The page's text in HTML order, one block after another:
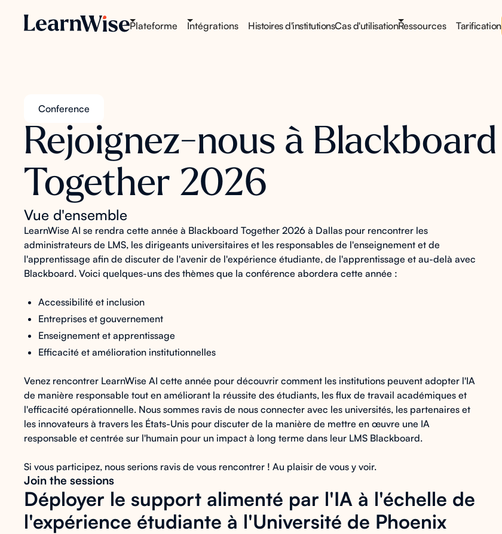
Plateforme Intégrations Histoires d'institutionsCas d'utilisationRessources Tarification
Conference
Rejoignez-nous à Blackboard
Together 2026
Vue d'ensemble
LearnWise AI se rendra cette année à Blackboard Together 2026 à Dallas pour rencontrer les
administrateurs de LMS, les dirigeants universitaires et les responsables de l'enseignement et de
l'apprentissage afin de discuter de l'avenir de l'expérience étudiante, de l'apprentissage et au-delà avec
Blackboard. Voici quelques-uns des thèmes que la conférence abordera cette année :
Accessibilité et inclusion
Entreprises et gouvernement
Enseignement et apprentissage
Efficacité et amélioration institutionnelles
Venez rencontrer LearnWise AI cette année pour découvrir comment les institutions peuvent adopter l'IA
de manière responsable tout en améliorant la réussite des étudiants, les flux de travail académiques et
l'efficacité opérationnelle. Nous sommes ravis de nous connecter avec les universités, les partenaires et
les innovateurs à travers les États-Unis pour discuter de la manière de mettre en œuvre une IA
responsable et centrée sur l'humain pour un impact à long terme dans leur LMS Blackboard.
Si vous participez, nous serions ravis de vous rencontrer ! Au plaisir de vous y voir.
Join the sessions
Déployer le support alimenté par l'IA à l'échelle de
l'expérience étudiante à l'Université de Phoenix